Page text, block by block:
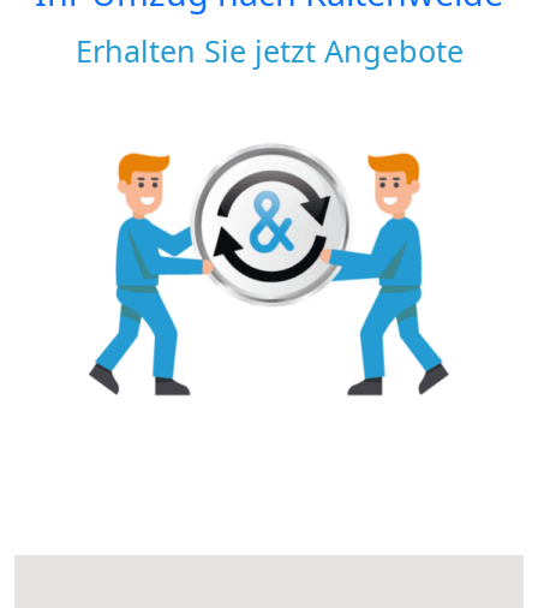
Erhalten Sie jetzt Angebote